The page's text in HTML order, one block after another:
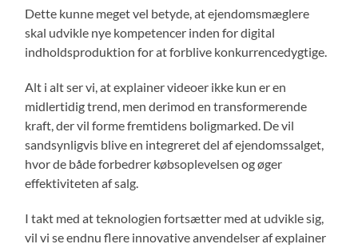
Dette kunne meget vel betyde, at ejendomsmæglere
skal udvikle nye kompetencer inden for digital
indholdsproduktion for at forblive konkurrencedygtige.
Alt i alt ser vi, at explainer videoer ikke kun er en
midlertidig trend, men derimod en transformerende
kraft, der vil forme fremtidens boligmarked. De vil
sandsynligvis blive en integreret del af ejendomssalget,
hvor de både forbedrer købsoplevelsen og øger
effektiviteten af salg.
I takt med at teknologien fortsætter med at udvikle sig,
vil vi se endnu flere innovative anvendelser af explainer